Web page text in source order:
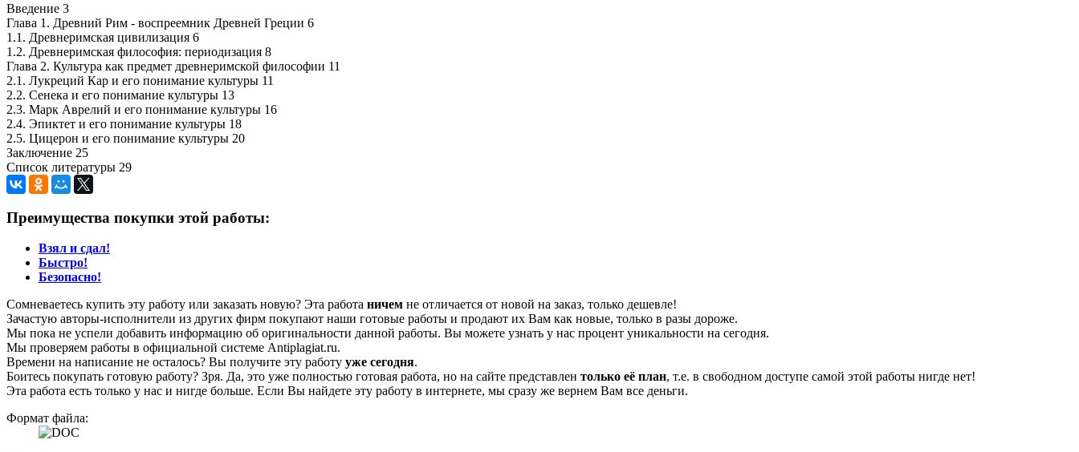
Введение 3
Глава 1. Древний Рим - воспреемник Древней Греции 6
1.1. Древнеримская цивилизация 6
1.2. Древнеримская философия: периодизация 8
Глава 2. Культура как предмет древнеримской философии 11
2.1. Лукреций Кар и его понимание культуры 11
2.2. Сенека и его понимание культуры 13
2.3. Марк Аврелий и его понимание культуры 16
2.4. Эпиктет и его понимание культуры 18
2.5. Цицерон и его понимание культуры 20
Заключение 25
Список литературы 29
Преимущества покупки этой работы:
Взял и сдал!
Быстро!
Безопасно!
Сомневаетесь купить эту работу или заказать новую? Эта работа ничем не отличается от новой на заказ, только дешевле!
Зачастую авторы-исполнители из других фирм покупают наши готовые работы и продают их Вам как новые, только в разы дороже.
Мы пока не успели добавить информацию об оригинальности данной работы. Вы можете узнать у нас процент уникальности на сегодня.
Мы проверяем работы в официальной системе Аntiplagiat.ru.
Времени на написание не осталось? Вы получите эту работу уже сегодня.
Боитесь покупать готовую работу? Зря. Да, это уже полностью готовая работа, но на сайте представлен только её план, т.е. в свободном доступе самой этой работы нигде нет!
Эта работа есть только у нас и нигде больше. Если Вы найдете эту работу в интернете, мы сразу же вернем Вам все деньги.
Формат файла: